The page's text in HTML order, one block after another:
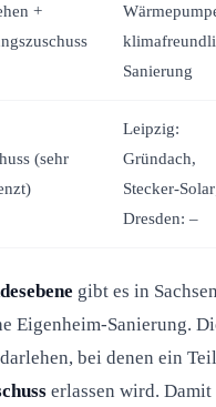
+
Sanierung
(sehr
Leipzig:
Gründach,
Stecker-
Dresden: –
gibt es in
Eigenheim-Sanierung.
bei denen ein Teil
erlassen wird. Damit